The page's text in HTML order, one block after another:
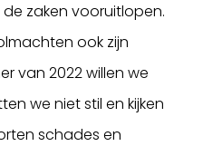
zaken vooruitlopen.
ook zijn
van 2022 willen we
we niet stil en kijken
schades en